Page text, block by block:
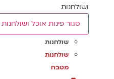
ושולחנות
סגור פינות אוכל ושולחנות
שולחנות
שולחנות
מטבח